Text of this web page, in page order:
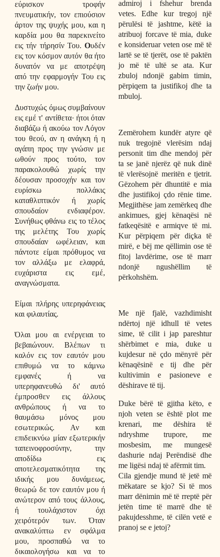
εύρισκον τροφήν
πνευματικήν, τον επιούσιον
άρτον της ψυχής μου, και η
καρδία μου θα παρεκινείτο
εις τήν τήρησίν Του.Ουδέν
εις τον κόσμον αυτόν θα ήτο
δυνατόν να με αποτρέψη
από την εφαρμογήν Του εις
την ζωήν μου.
Δυστυχώς όμως συμβαίνουν
εις εμέ τ' αντίθετα· ήτοι όταν
διαβάζω ή ακούω τον Λόγον
του θεού, αν η ανάγκη ή η
αγάπη προς την γνώσιν με
ωθούν προς τούτο, τον
παρακολουθώ χωρίς την
δέουσαν προσοχήν και τον
ευρίσκω πολλάκις
καταθλιπτικόν ή χωρίς
σπουδαίον ενδιαφέρον.
Συνήθως φθάνω εις το τέλος
της μελέτης Του χωρίς
σπουδαίαν ωφέλειαν, και
πάντοτε είμαι πρόθυμος να
τον αλλάξω με ελαφρά,
ευχάριστα εις εμέ,
αναγνώσματα.
Είμαι πλήρης υπερηφάνειας
και φιλαυτίας.
Όλαι μου αι ενέργειαι το
βεβαιώνουν. Βλέπων τι
καλόν εις τον εαυτόν μου
επιθυμώ να το κάμνω
εμφανές ή να
υπερηφανευθώ δι' αυτό
έμπροσθεν εις άλλους
ανθρώπους ή να το
θαυμάσω μόνος μου
εσωτερικώς. Αν και
επιδεικνύω μίαν εξωτερικήν
ταπεινοφροσύνην, την
αποδίδω εις
αποτελεσματικότητα της
ιδικής μου δυνάμεως,
θεωρώ δε τον εαυτόν μου ή
ανώτερον από τους άλλους,
ή τουλάχιστον όχι
χειρότερόν των. Όταν
ανακαλύπτω εν σφάλμα
μου, προσπαθώ να το
δικαιολογήσω και να το
admiroj i fshehur brenda
vetes. Edhe kur tregoj një
përulësi të jashtme, këtë ia
atribuoj forcave të mia, duke
e konsideruar veten ose më të
lartë se të tjerët, ose të paktën
jo më të ultë se ata. Kur
zbuloj ndonjë gabim timin,
përpiqem ta justifikoj dhe ta
mbuloj.
Zemërohem kundër atyre që
nuk tregojnë vlerësim ndaj
personit tim dhe mendoj për
ta se janë njerëz që nuk dinë
të vlerësojnë meritën e tjetrit.
Gëzohem për dhuntitë e mia
dhe justifikoj çdo rënie time.
Megjithëse jam zemërkeq dhe
ankimues, gjej kënaqësi në
fatkeqësitë e armiqve të mi.
Kur përpiqem për diçka të
mirë, e bëj me qëllimin ose të
fitoj lavdërime, ose të marr
ndonjë ngushëllim të
përkohshëm.
Me një fjalë, vazhdimisht
ndërtoj një idhull të vetes
sime, të cilit i jap pareshtur
shërbimet e mia, duke u
kujdesur në çdo mënyrë për
kënaqësinë e tij dhe për
kultivimin e pasioneve e
dëshirave të tij.
Duke bërë të gjitha këto, e
njoh veten se është plot me
krenari, me dëshira të
ndryshme trupore, me
mosbesim, me mungesë
dashurie ndaj Perëndisë dhe
me ligësi ndaj të afërmit tim.
Cila gjendje mund të jetë më
mëkatare se kjo? Si të mos
marr dënimin më të rreptë për
jetën time të marrë dhe të
pakujdesshme, të cilën vetë e
pranoj se e jetoj?